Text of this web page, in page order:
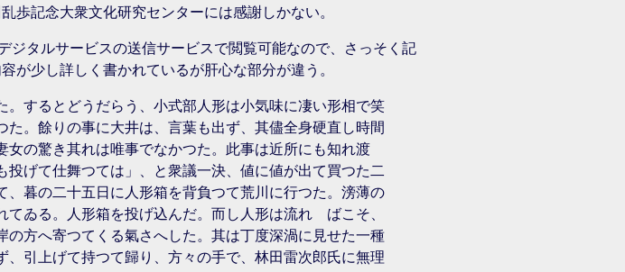
歩記念大衆文化研究センターには感謝しかない。
ジタルサービスの送信サービスで閲覧可能なので、さっそく記
が少し詳しく書かれているが肝心な部分が違う。
するとどうだらう、小式部人形は小気味に凄い形相で笑
。餘りの事に大井は、言葉も出ず、其儘全身硬直し時間
の驚き其れは唯事でなかつた。此事は近所にも知れ渡
げて仕舞つては」、と衆議一決、値に値が出て買つた二
暮の二十五日に人形箱を背負つて荒川に行つた。滂薄の
ゐる。人形箱を投げ込んだ。而し人形は流れゝばこそ、
方へ寄つてくる氣さへした。其は丁度深渦に見せた一種
引上げて持つて歸り、方々の手で、林田雷次郎氏に無理